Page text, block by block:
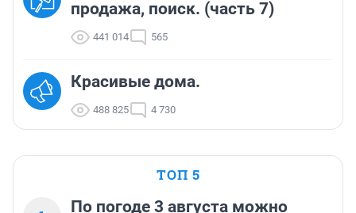
продажа, поиск. (часть 7)
441 014 565
Красивые дома.
488 825 4 730
ТОП 5
По погоде 3 августа можно